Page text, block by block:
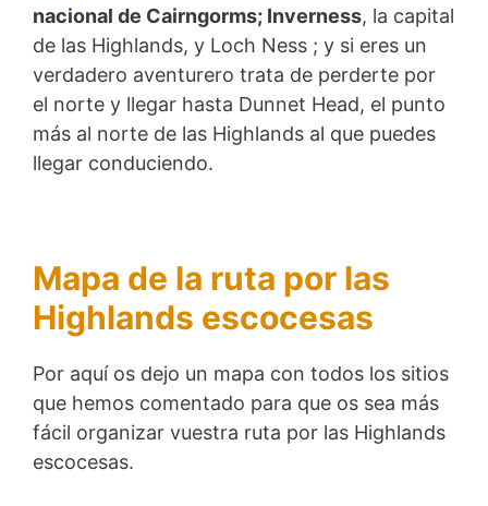
nacional de Cairngorms; Inverness, la capital
de las Highlands, y Loch Ness ; y si eres un
verdadero aventurero trata de perderte por
el norte y llegar hasta Dunnet Head, el punto
más al norte de las Highlands al que puedes
llegar conduciendo.
Mapa de la ruta por las
Highlands escocesas
Por aquí os dejo un mapa con todos los sitios
que hemos comentado para que os sea más
fácil organizar vuestra ruta por las Highlands
escocesas.